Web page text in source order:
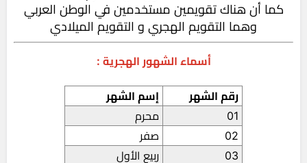
كما أن هناك تقويمين مستخدمين في الوطن العربي
وهما التقويم الهجري و التقويم الميلادي
أسماء الشهور الهجرية :
رقم الشهر
إسم الشهر
01
محرم
02
صفر
03
ربيع الأول